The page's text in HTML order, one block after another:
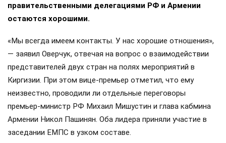
правительственными делегациями РФ и Армении
остаются хорошими.
«Мы всегда имеем контакты. У нас хорошие отношения»,
— заявил Оверчук, отвечая на вопрос о взаимодействии
представителей двух стран на полях мероприятий в
Киргизии. При этом вице-премьер отметил, что ему
неизвестно, проводили ли отдельные переговоры
премьер-министр РФ Михаил Мишустин и глава кабмина
Армении Никол Пашинян. Оба лидера приняли участие в
заседании ЕМПС в узком составе.